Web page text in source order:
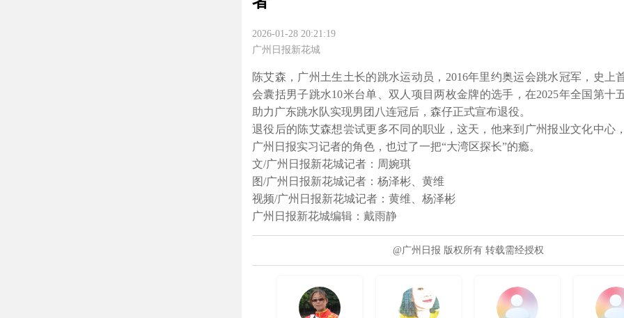
2026-01-28 20:21:19
广州日报新花城
陈艾森，广州土生土长的跳水运动员，2016年里约奥运会跳水冠军，史上
会囊括男子跳水10米台单、双人项目两枚金牌的选手，在2025年全国第十
助力广东跳水队实现男团八连冠后，森仔正式宣布退役。
退役后的陈艾森想尝试更多不同的职业，这天，他来到广州报业文化中心
广州日报实习记者的角色，也过了一把“大湾区探长”的瘾。
文/广州日报新花城记者：周婉琪
图/广州日报新花城记者：杨泽彬、黄维
视频/广州日报新花城记者：黄维、杨泽彬
广州日报新花城编辑：戴雨静
@广州日报 版权所有 转载需经授权